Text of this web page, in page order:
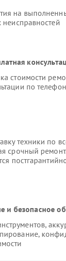
на
стоимости
по
техники по
срочный
безопасное